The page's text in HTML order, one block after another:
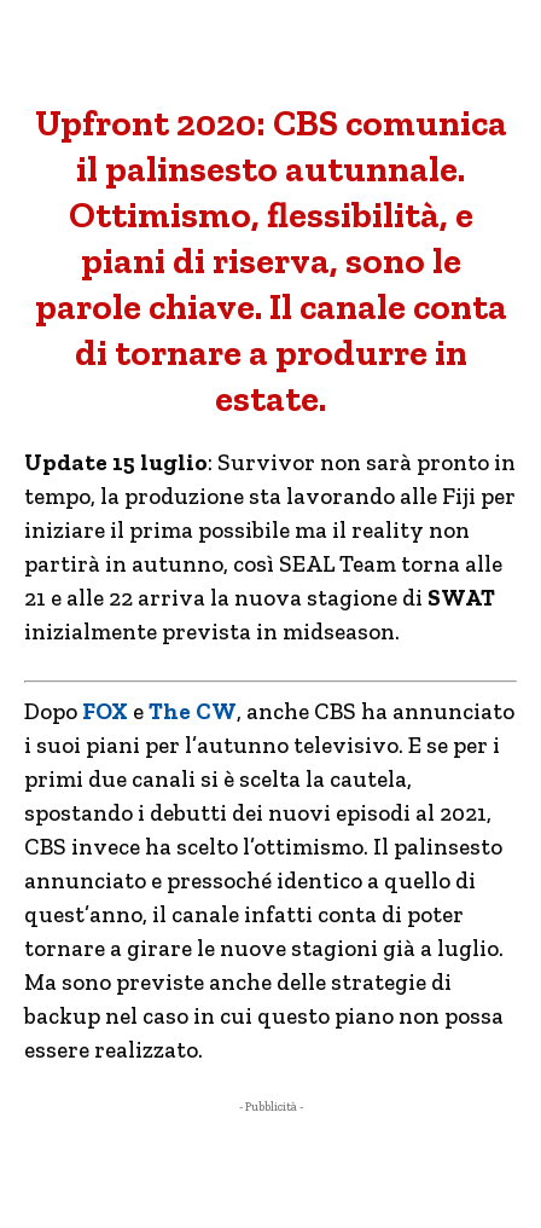
Upfront 2020: CBS comunica
il palinsesto autunnale.
Ottimismo, flessibilità, e
piani di riserva, sono le
parole chiave. Il canale conta
di tornare a produrre in
estate.
Update 15 luglio: Survivor non sarà pronto in
tempo, la produzione sta lavorando alle Fiji per
iniziare il prima possibile ma il reality non
partirà in autunno, così SEAL Team torna alle
21 e alle 22 arriva la nuova stagione di SWAT
inizialmente prevista in midseason.
Dopo FOX eThe CW, anche CBS ha annunciato
i suoi piani per l’autunno televisivo. E se per i
primi due canali si è scelta la cautela,
spostando i debutti dei nuovi episodi al 2021,
CBS invece ha scelto l’ottimismo. Il palinsesto
annunciato e pressoché identico a quello di
quest’anno, il canale infatti conta di poter
tornare a girare le nuove stagioni già a luglio.
Ma sono previste anche delle strategie di
backup nel caso in cui questo piano non possa
essere realizzato.
- Pubblicità -